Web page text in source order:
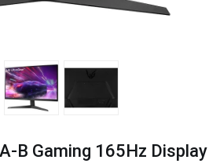
B Gaming 165Hz Display